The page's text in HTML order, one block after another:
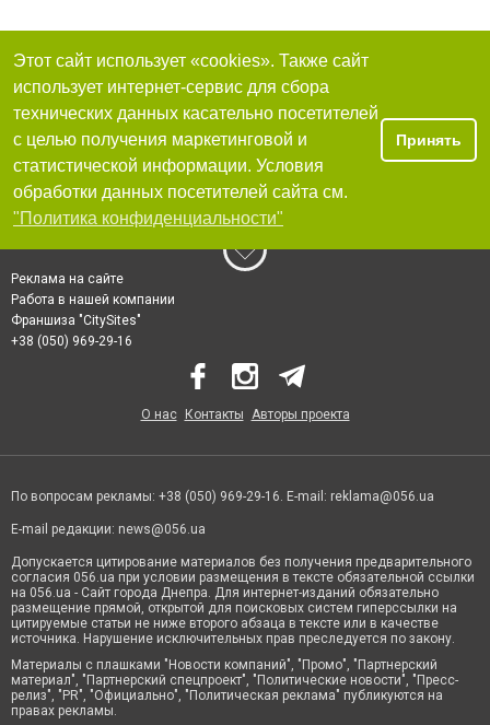
Этот сайт использует «cookies». Также сайт
использует интернет-сервис для сбора
технических данных касательно посетителей
с целью получения маркетинговой и
статистической информации. Условия
обработки данных посетителей сайта см.
"Политика конфиденциальности"
Принять
Реклама на сайте
Работа в нашей компании
Франшиза "CitySites"
+38 (050) 969-29-16
О нас Контакты Авторы проекта
По вопросам рекламы: +38 (050) 969-29-16. E-mail: reklama@056.ua
E-mail редакции: news@056.ua
Допускается цитирование материалов без получения предварительного
согласия 056.ua при условии размещения в тексте обязательной ссылки
на 056.ua - Сайт города Днепра. Для интернет-изданий обязательно
размещение прямой, открытой для поисковых систем гиперссылки на
цитируемые статьи не ниже второго абзаца в тексте или в качестве
источника. Нарушение исключительных прав преследуется по закону.
Материалы с плашками "Новости компаний", "Промо", "Партнерский
материал", "Партнерский спецпроект", "Политические новости", "Пресс-
релиз", "PR", "Официально", "Политическая реклама" публикуются на
правах рекламы.